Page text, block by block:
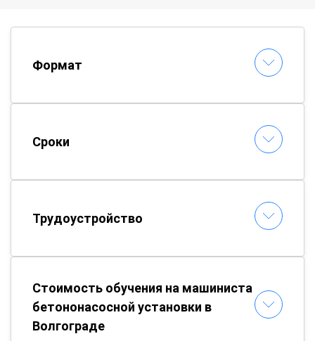
Формат
Сроки
Трудоустройство
Стоимость обучения на машиниста
бетононасосной установки в
Волгограде